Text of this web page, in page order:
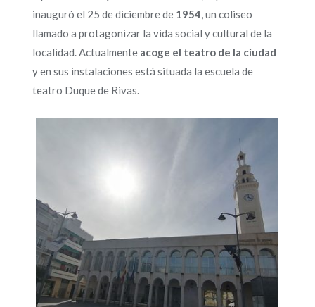
inauguró el 25 de diciembre de 1954, un coliseo
llamado a protagonizar la vida social y cultural de la
localidad. Actualmente acoge el teatro de la ciudad
y en sus instalaciones está situada la escuela de
teatro Duque de Rivas.